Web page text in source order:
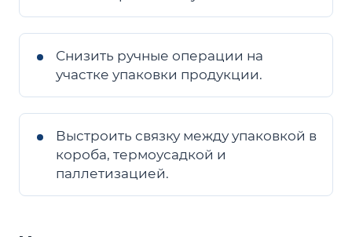
Снизить ручные операции на
участке упаковки продукции.
Выстроить связку между упаковкой в
короба, термоусадкой и
паллетизацией.